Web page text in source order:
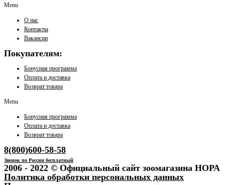
Menu
О нас
Контакты
Вакансии
Покупателям:
Бонусная программа
Оплата и доставка
Возврат товара
Menu
Бонусная программа
Оплата и доставка
Возврат товара
8(800)600-58-58
Звонок по России бесплатный
2006 - 2022 © Официальный сайт зоомагазина НОРА
Политика обработки персональных данных